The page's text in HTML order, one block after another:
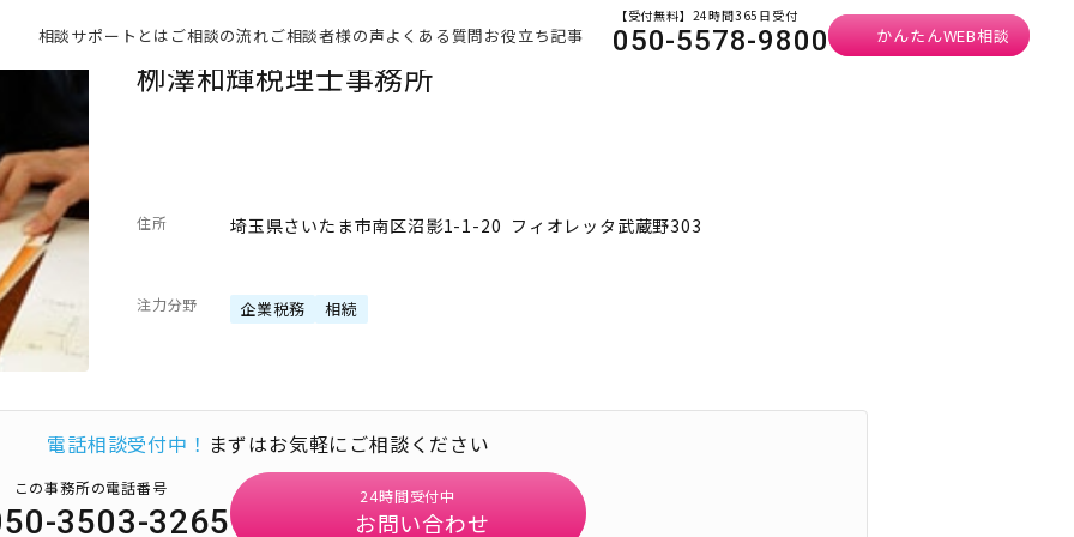
相談サポートとは ご相談の流れご相談者様の声よくある質問お役立ち記事
【受付無料】24時間365日受付
050-5578-9800 かんたんWEB相談
栁澤和輝税理士事務所
住所 埼玉県さいたま市南区沼影1-1-20 フィオレッタ武蔵野303
注力分野 企業税務 相続
電話相談受付中！ まずはお気軽にご相談ください
この事務所の電話番号
3503-3265
24時間受付中
お問い合わせ